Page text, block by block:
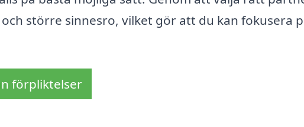
större sinnesro, vilket gör att du kan fokusera
förpliktelser